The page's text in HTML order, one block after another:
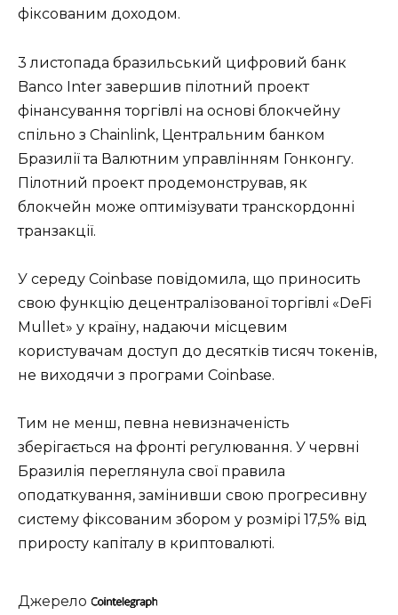
фіксованим доходом.
3 листопада бразильський цифровий банк
Banco Inter завершив пілотний проект
фінансування торгівлі на основі блокчейну
спільно з Chainlink, Центральним банком
Бразилії та Валютним управлінням Гонконгу.
Пілотний проект продемонстрував, як
блокчейн може оптимізувати транскордонні
транзакції.
У середу Coinbase повідомила, що приносить
свою функцію децентралізованої торгівлі «DeFi
Mullet» у країну, надаючи місцевим
користувачам доступ до десятків тисяч токенів,
не виходячи з програми Coinbase.
Тим не менш, певна невизначеність
зберігається на фронті регулювання. У червні
Бразилія переглянула свої правила
оподаткування, замінивши свою прогресивну
систему фіксованим збором у розмірі 17,5% від
приросту капіталу в криптовалюті.
Джерело